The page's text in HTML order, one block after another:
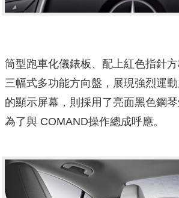
筒型跑車化儀錶板、配上紅色指針
三幅式多功能方向盤，展現強烈運
的顯示屏幕，則採用了亮面黑色鋼
為了與 COMAND操作總成呼應。